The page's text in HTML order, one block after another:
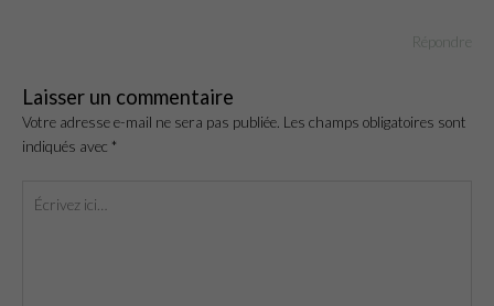
Répondre
Laisser un commentaire
Votre adresse e-mail ne sera pas publiée. Les champs obligatoires sont
indiqués avec *
ici…